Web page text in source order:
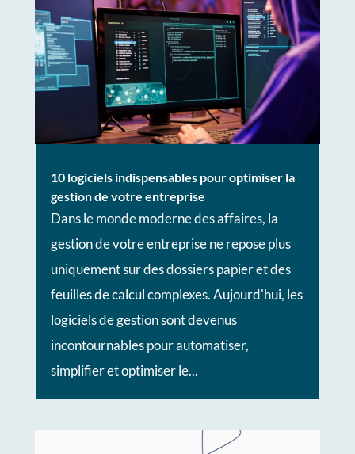
10 logiciels indispensables pour optimiser la
gestion de votre entreprise
Dans le monde moderne des affaires, la
gestion de votre entreprise ne repose plus
uniquement sur des dossiers papier et des
feuilles de calcul complexes. Aujourd'hui, les
logiciels de gestion sont devenus
incontournables pour automatiser,
simplifier et optimiser le...